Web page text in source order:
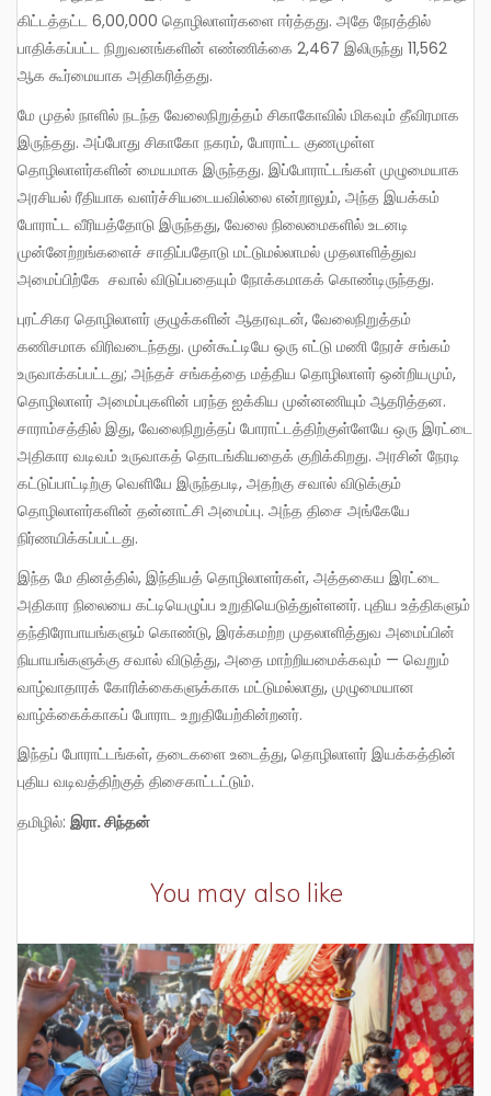
கிட்டத்தட்ட 6,00,000 தொழிலாளர்களை ஈர்த்தது. அதே நேரத்தில்
பாதிக்கப்பட்ட நிறுவனங்களின் எண்ணிக்கை 2,467 இலிருந்து 11,562
ஆக கூர்மையாக அதிகரித்தது.
மே முதல் நாளில் நடந்த வேலைநிறுத்தம் சிகாகோவில் மிகவும் தீவிரமாக
இருந்தது. அப்போது சிகாகோ நகரம், போராட்ட குணமுள்ள
தொழிலாளர்களின் மையமாக இருந்தது. இப்போராட்டங்கள் முழுமையாக
அரசியல் ரீதியாக வளர்ச்சியடையவில்லை என்றாலும், அந்த இயக்கம்
போராட்ட வீரியத்தோடு இருந்தது, வேலை நிலைமைகளில் உடனடி
முன்னேற்றங்களைச் சாதிப்பதோடு மட்டுமல்லாமல் முதலாளித்துவ
அமைப்பிற்கே சவால் விடுப்பதையும் நோக்கமாகக் கொண்டிருந்தது.
புரட்சிகர தொழிலாளர் குழுக்களின் ஆதரவுடன், வேலைநிறுத்தம்
கணிசமாக விரிவடைந்தது. முன்கூட்டியே ஒரு எட்டு மணி நேரச் சங்கம்
உருவாக்கப்பட்டது; அந்தச் சங்கத்தை மத்திய தொழிலாளர் ஒன்றியமும்,
தொழிலாளர் அமைப்புகளின் பரந்த ஐக்கிய முன்னணியும் ஆதரித்தன.
சாராம்சத்தில் இது, வேலைநிறுத்தப் போராட்டத்திற்குள்ளேயே ஒரு இரட்டை
அதிகார வடிவம் உருவாகத் தொடங்கியதைக் குறிக்கிறது. அரசின் நேரடி
கட்டுப்பாட்டிற்கு வெளியே இருந்தபடி, அதற்கு சவால் விடுக்கும்
தொழிலாளர்களின் தன்னாட்சி அமைப்பு. அந்த திசை அங்கேயே
நிர்ணயிக்கப்பட்டது.
இந்த மே தினத்தில், இந்தியத் தொழிலாளர்கள், அத்தகைய இரட்டை
அதிகார நிலையை கட்டியெழுப்ப உறுதியெடுத்துள்ளனர். புதிய உத்திகளும்
தந்திரோபாயங்களும் கொண்டு, இரக்கமற்ற முதலாளித்துவ அமைப்பின்
நியாயங்களுக்கு சவால் விடுத்து, அதை மாற்றியமைக்கவும் — வெறும்
வாழ்வாதாரக் கோரிக்கைகளுக்காக மட்டுமல்லாது, முழுமையான
வாழ்க்கைக்காகப் போராட உறுதியேற்கின்றனர்.
இந்தப் போராட்டங்கள், தடைகளை உடைத்து, தொழிலாளர் இயக்கத்தின்
புதிய வடிவத்திற்குத் திசைகாட்டட்டும்.
தமிழில்: இரா. சிந்தன்
You may also like